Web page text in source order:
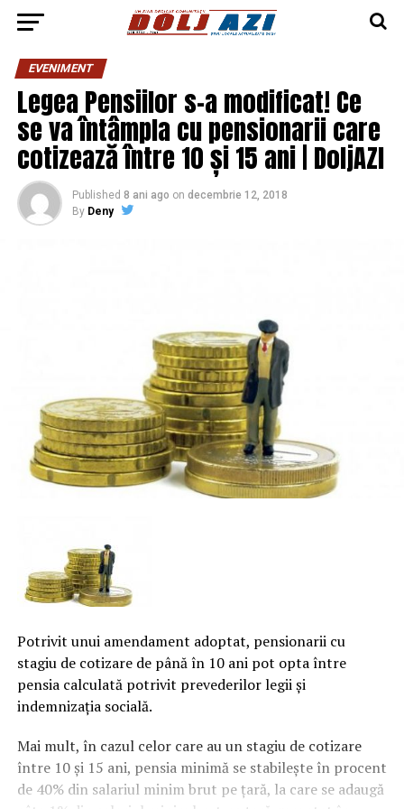
EVENIMENT
Legea Pensiilor s-a modificat! Ce
se va întâmpla cu pensionarii care
cotizează între 10 și 15 ani | DoljAZI
Published 8 ani ago on decembrie 12, 2018
By Deny
Potrivit unui amendament adoptat, pensionarii cu
stagiu de cotizare de până în 10 ani pot opta între
pensia calculată potrivit prevederilor legii şi
indemnizaţia socială.
Mai mult, în cazul celor care au un stagiu de cotizare
între 10 şi 15 ani, pensia minimă se stabileşte în procent
de 40% din salariul minim brut pe ţară, la care se adaugă